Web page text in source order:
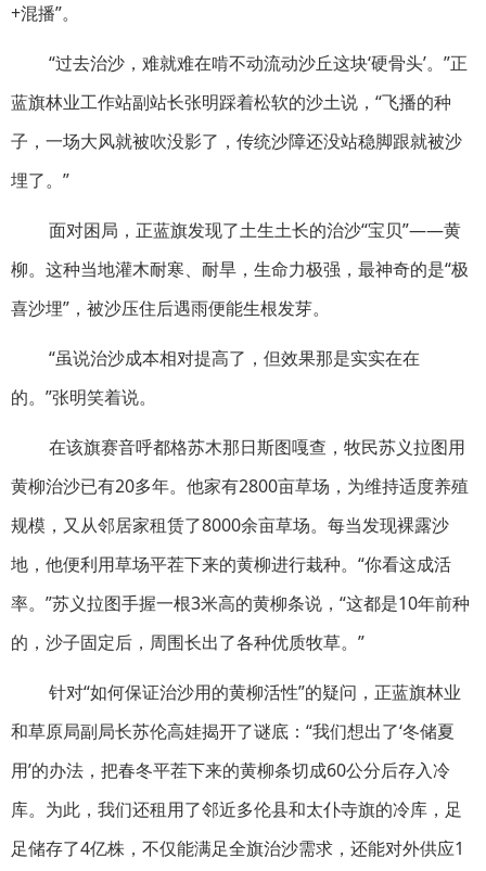
+混播”。
“过去治沙，难就难在啃不动流动沙丘这块‘硬骨头’。”正
蓝旗林业工作站副站长张明踩着松软的沙土说，“飞播的种
子，一场大风就被吹没影了，传统沙障还没站稳脚跟就被沙
埋了。”
面对困局，正蓝旗发现了土生土长的治沙“宝贝”——黄
柳。这种当地灌木耐寒、耐旱，生命力极强，最神奇的是“极
喜沙埋”，被沙压住后遇雨便能生根发芽。
“虽说治沙成本相对提高了，但效果那是实实在在
的。”张明笑着说。
在该旗赛音呼都格苏木那日斯图嘎查，牧民苏义拉图用
黄柳治沙已有20多年。他家有2800亩草场，为维持适度养殖
规模，又从邻居家租赁了8000余亩草场。每当发现裸露沙
地，他便利用草场平茬下来的黄柳进行栽种。“你看这成活
率。”苏义拉图手握一根3米高的黄柳条说，“这都是10年前种
的，沙子固定后，周围长出了各种优质牧草。”
针对“如何保证治沙用的黄柳活性”的疑问，正蓝旗林业
和草原局副局长苏伦高娃揭开了谜底：“我们想出了‘冬储夏
用’的办法，把春冬平茬下来的黄柳条切成60公分后存入冷
库。为此，我们还租用了邻近多伦县和太仆寺旗的冷库，足
足储存了4亿株，不仅能满足全旗治沙需求，还能对外供应1